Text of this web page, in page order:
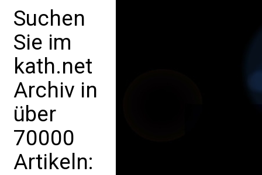
Suchen
Sie im
kath.net
Archiv in
über
70000
Artikeln: